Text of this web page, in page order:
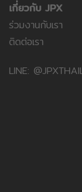
เกี่ยวกับ JPX
ร่วมงานกับเรา
ติดต่อเรา
LINE: